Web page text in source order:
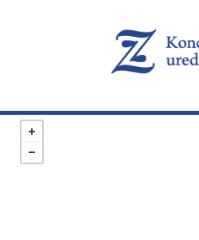
Naslovna
Ulaznice